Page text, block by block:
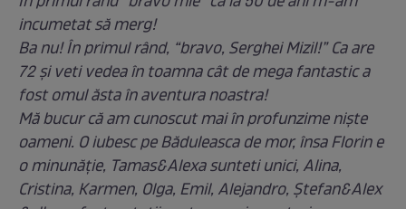
incumetat să merg!
Ba nu! În primul rând, “bravo, Serghei Mizil!” Ca are
72 și veti vedea în toamna cât de mega fantastic a
fost omul ăsta în aventura noastra!
Mă bucur că am cunoscut mai în profunzime niște
oameni. O iubesc pe Băduleasca de mor, însa Florin e
o minunăție, Tamas&Alexa sunteti unici, Alina,
Cristina, Karmen, Olga, Emil, Alejandro, Ștefan&Alex